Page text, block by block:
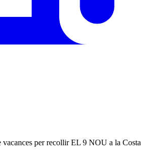
vacances per recollir EL 9 NOU a la Costa